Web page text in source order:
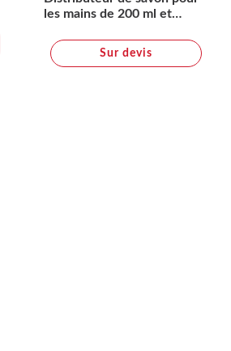
les mains de 200 ml et
parfumées de 150g
Wellmark Discovery
Sur devis